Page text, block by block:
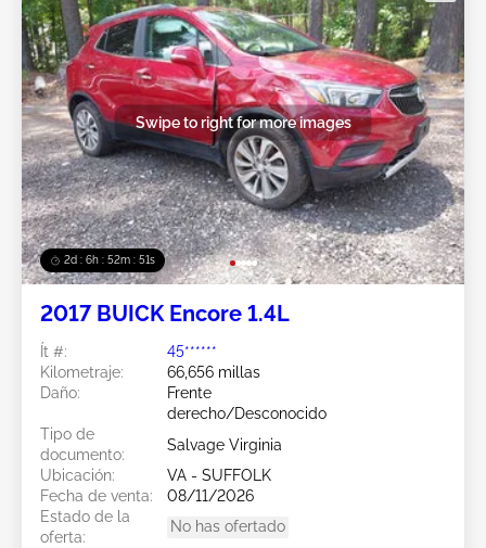
2d : 6h : 52m : 48s
Swipe to right for more images
2017 BUICK Encore 1.4L
Ít #:
45******
Kilometraje:
66,656 millas
Daño:
Frente
derecho/Desconocido
Tipo de
documento:
Salvage Virginia
Ubicación:
VA - SUFFOLK
Fecha de venta:
08/11/2026
Estado de la
oferta:
No has ofertado